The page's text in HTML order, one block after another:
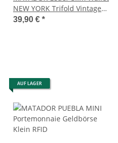
NEW YORK Trifold Vintage
Braun RFID
39,90 € *
AUF LAGER